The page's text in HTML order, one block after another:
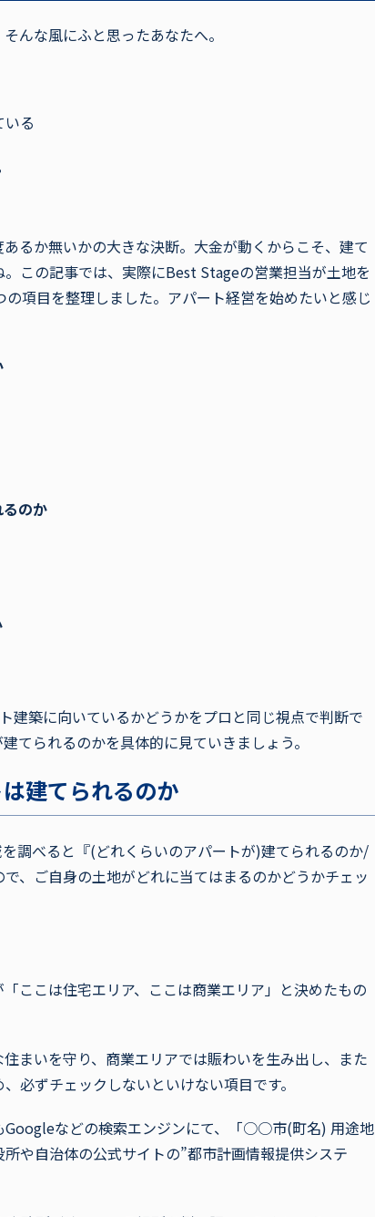
んな風にふと思ったあなたへ。
る
るか無いかの大きな決断。大金が動くからこそ、建て
この記事では、実際にBest Stageの営業担当が土地を
項目を整理しました。アパート経営を始めたいと感じ
のか
建築に向いているかどうかをプロと同じ視点で判断で
てられるのかを具体的に見ていきましょう。
建てられるのか
調べると『(どれくらいのアパートが)建てられるのか/
、ご自身の土地がどれに当てはまるのかどうかチェッ
ここは住宅エリア、ここは商業エリア」と決めたもの
まいを守り、商業エリアでは賑わいを生み出し、また
必ずチェックしないといけない項目です。
Googleなどの検索エンジンにて、「○○市(町名) 用途地
自治体の公式サイトの”都市計画情報提供システ